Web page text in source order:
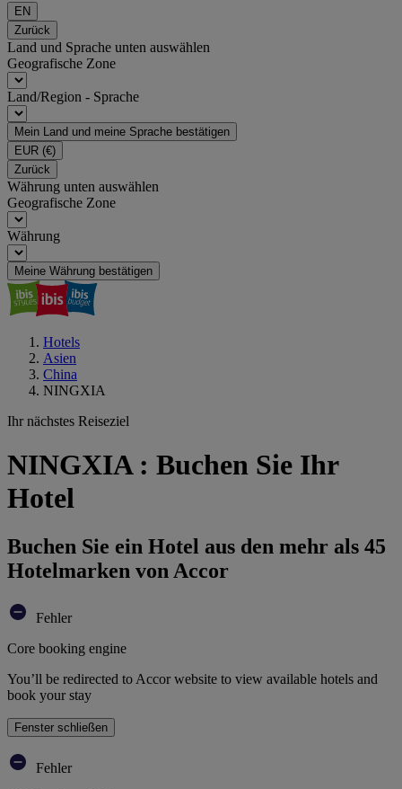
EN
Zurück
Land und Sprache unten auswählen
Geografische Zone
Land/Region - Sprache
Mein Land und meine Sprache bestätigen
EUR (€)
Zurück
Währung unten auswählen
Geografische Zone
Währung
Meine Währung bestätigen
Hotels
Asien
China
NINGXIA
Ihr nächstes Reiseziel
NINGXIA : Buchen Sie Ihr
Hotel
Buchen Sie ein Hotel aus den mehr als 45
Hotelmarken von Accor
Fehler
Core booking engine
You’ll be redirected to Accor website to view available hotels and
book your stay
Fenster schließen
Fehler